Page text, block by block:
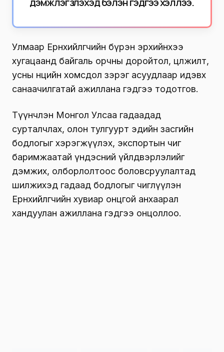
Улмаар Ерөнхийлөгчийн бүрэн эрхийнхээ
хугацаанд байгаль орчны доройтол, цөлжилт,
усны нөөцийн хомсдол зэрэг асуудлаар идэвх
санаачилгатай ажиллана гэдгээ тодотгов.
Түүнчлэн Монгол Улсаа гадаадад
сурталчлах, олон тулгуурт эдийн засгийн
бодлогыг хэрэгжүүлэх, экспортын чиг
баримжаатай үндэсний үйлдвэрлэлийг
дэмжих, олборлолтоос боловсруулалтад
шилжихэд гадаад бодлогыг чиглүүлэн
Ерөнхийлөгчийн хувиар онцгой анхаарал
хандуулан ажиллана гэдгээ онцоллоо.